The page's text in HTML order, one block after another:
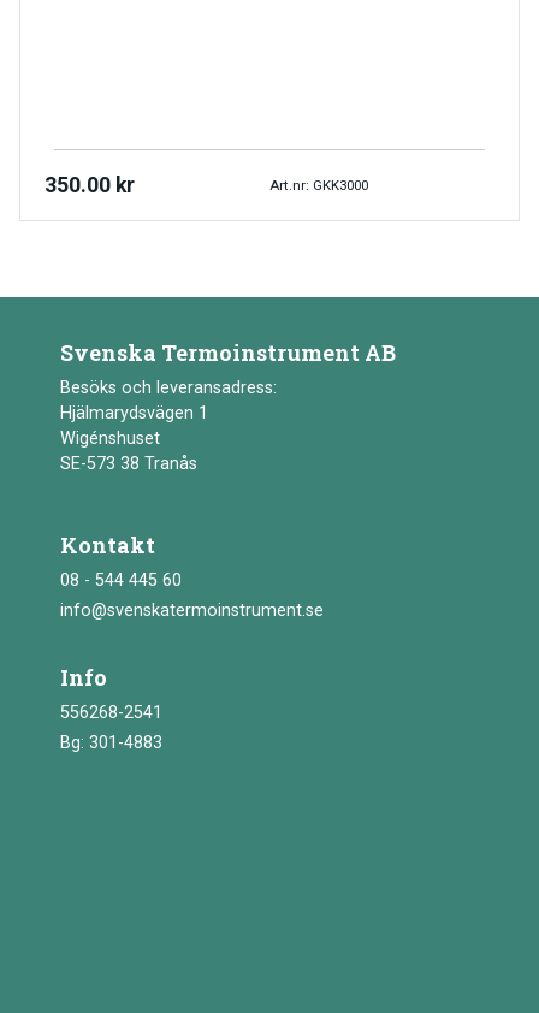
350.00 kr Art.nr: GKK3000
Svenska Termoinstrument AB
Besöks och leveransadress:
Hjälmarydsvägen 1
Wigénshuset
SE-573 38 Tranås
Kontakt
08 - 544 445 60
info@svenskatermoinstrument.se
Info
556268-2541
Bg: 301-4883